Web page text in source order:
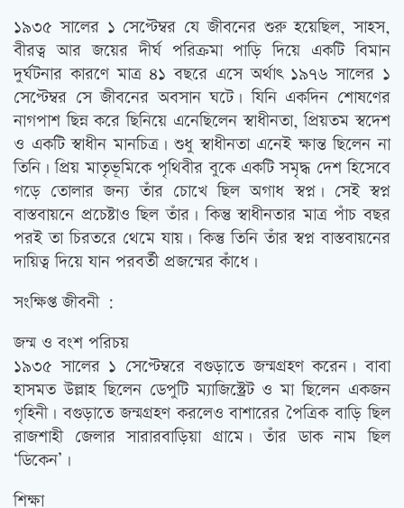
১৯৩৫ সালের ১ সেপ্টেম্বর যে জীবনের শুরু হয়েছিল, সাহস,
বীরত্ব আর জয়ের দীর্ঘ পরিক্রমা পাড়ি দিয়ে একটি বিমান
দুর্ঘটনার কারণে মাত্র ৪১ বছরে এসে অর্থাত্‍ ১৯৭৬ সালের ১
সেপ্টেম্বর সে জীবনের অবসান ঘটে। যিনি একদিন শোষণের
নাগপাশ ছিন্ন করে ছিনিয়ে এনেছিলেন স্বাধীনতা, প্রিয়তম স্বদেশ
ও একটি স্বাধীন মানচিত্র। শুধু স্বাধীনতা এনেই ক্ষান্ত ছিলেন না
তিনি। প্রিয় মাতৃভূমিকে পৃথিবীর বুকে একটি সমৃদ্ধ দেশ হিসেবে
গড়ে তোলার জন্য তাঁর চোখে ছিল অগাধ স্বপ্ন। সেই স্বপ্ন
বাস্তবায়নে প্রচেষ্টাও ছিল তাঁর। কিন্তু স্বাধীনতার মাত্র পাঁচ বছর
পরই তা চিরতরে থেমে যায়। কিন্তু তিনি তাঁর স্বপ্ন বাস্তবায়নের
দায়িত্ব দিয়ে যান পরবর্তী প্রজন্মের কাঁধে।
সংক্ষিপ্ত জীবনী :
জন্ম ও বংশ পরিচয়
১৯৩৫ সালের ১ সেপ্টেম্বরে বগুড়াতে জন্মগ্রহণ করেন। বাবা
হাসমত উল্লাহ ছিলেন ডেপুটি ম্যাজিস্ট্রেট ও মা ছিলেন একজন
গৃহিনী। বগুড়াতে জন্মগ্রহণ করলেও বাশারের পৈত্রিক বাড়ি ছিল
রাজশাহী জেলার সারারবাড়িয়া গ্রামে। তাঁর ডাক নাম ছিল
‘ডিকেন’।
শিক্ষা